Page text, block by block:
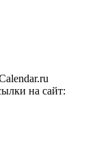
на сайт: